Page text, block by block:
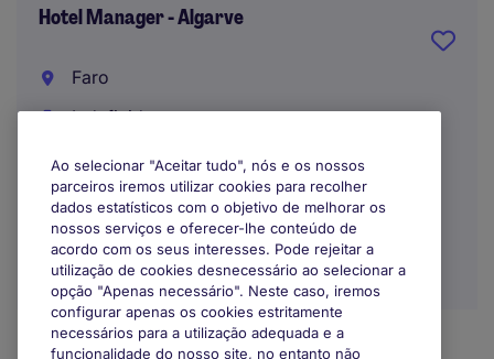
Hotel Manager - Algarve
Faro
Indefinido
Ao selecionar "Aceitar tudo", nós e os nossos
parceiros iremos utilizar cookies para recolher
dados estatísticos com o objetivo de melhorar os
nossos serviços e oferecer-lhe conteúdo de
acordo com os seus interesses. Pode rejeitar a
utilização de cookies desnecessário ao selecionar a
opção "Apenas necessário". Neste caso, iremos
configurar apenas os cookies estritamente
necessários para a utilização adequada e a
funcionalidade do nosso site, no entanto não